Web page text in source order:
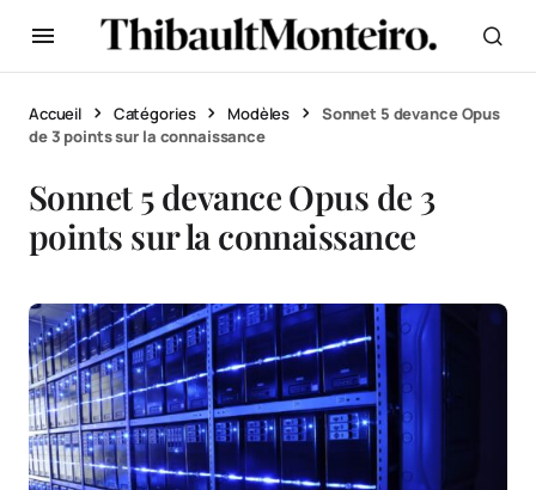
Accueil Catégories Modèles
Sonnet 5 devance Opus
de 3 points sur la connaissance
Sonnet 5 devance Opus de 3
points sur la connaissance